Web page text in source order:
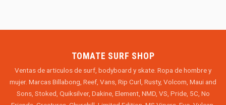
TOMATE SURF SHOP
Ventas de articulos de surf, bodyboard y skate. Ropa de hombre y
mujer. Marcas Billabong, Reef, Vans, Rip Curl, Rusty, Volcom, Maui and
Sons, Stoked, Quiksilver, Dakine, Element, NMD, VS, Pride, 5C, No